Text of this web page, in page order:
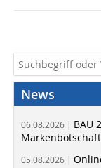
News
06.08.2026 | BAU
05.08.2026 |